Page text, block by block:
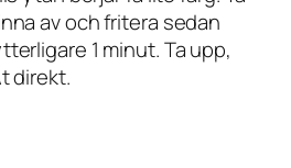
av och fritera sedan
1 minut. Ta upp,
direkt.